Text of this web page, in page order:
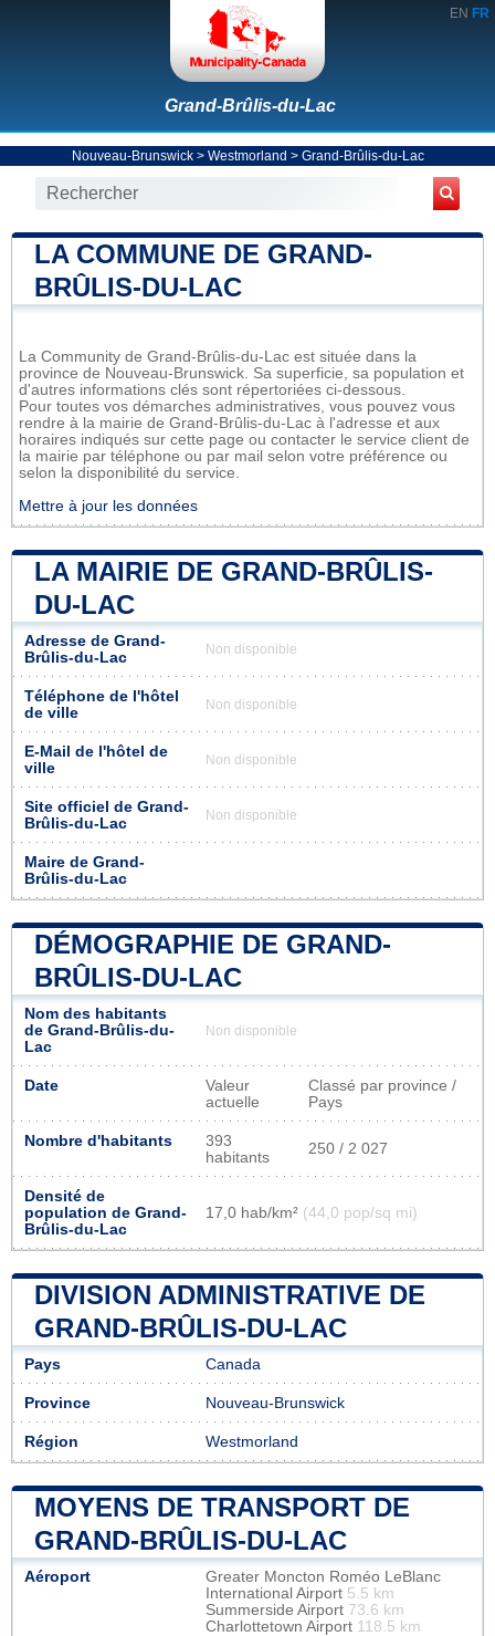
EN FR
Grand-Brûlis-du-Lac
Nouveau-Brunswick> Westmorland > Grand-Brûlis-du-Lac
LA COMMUNE DE GRAND-
BRÛLIS-DU-LAC
La Community de Grand-Brûlis-du-Lac est située dans la
province de Nouveau-Brunswick. Sa superficie, sa population et
d'autres informations clés sont répertoriées ci-dessous.
Pour toutes vos démarches administratives, vous pouvez vous
rendre à la mairie de Grand-Brûlis-du-Lac à l'adresse et aux
horaires indiqués sur cette page ou contacter le service client de
la mairie par téléphone ou par mail selon votre préférence ou
selon la disponibilité du service.
Mettre à jour les données
LA MAIRIE DE GRAND-BRÛLIS-
DU-LAC
Adresse de Grand-
Brûlis-du-Lac
Non disponible
Téléphone de l'hôtel
de ville
Non disponible
E-Mail de l'hôtel de
ville
Non disponible
Site officiel de Grand-
Brûlis-du-Lac
Non disponible
Maire de Grand-
Brûlis-du-Lac
DÉMOGRAPHIE DE GRAND-
BRÛLIS-DU-LAC
Nom des habitants
de Grand-Brûlis-du-
Lac
Non disponible
Date
Valeur
actuelle
Classé par province /
Pays
Nombre d'habitants
393
habitants
250 / 2 027
Densité de
population de Grand-
Brûlis-du-Lac
17,0 hab/km² (44,0 pop/sq mi)
DIVISION ADMINISTRATIVE DE
GRAND-BRÛLIS-DU-LAC
Pays Canada
Province Nouveau-Brunswick
Région Westmorland
MOYENS DE TRANSPORT DE
GRAND-BRÛLIS-DU-LAC
Aéroport
Greater Moncton Roméo LeBlanc
International Airport 5.5 km
Summerside Airport 73.6 km
Charlottetown Airport 118.5 km